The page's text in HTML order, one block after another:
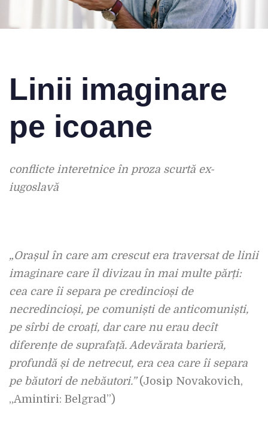
Linii imaginare
pe icoane
conflicte interetnice în proza scurtă ex-
iugoslavă
„Orașul în care am crescut era traversat de linii
imaginare care îl divizau în mai multe părți:
cea care îi separa pe credincioși de
necredincioși, pe comuniști de anticomuniști,
pe sîrbi de croați, dar care nu erau decît
diferențe de suprafață. Adevărata barieră,
profundă și de netrecut, era cea care îi separa
pe băutori de nebăutori.”(Josip Novakovich,
„Amintiri: Belgrad”)